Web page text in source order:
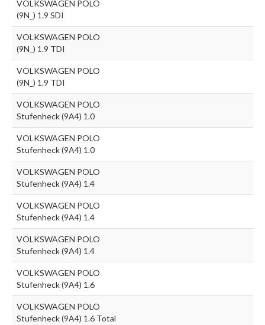
VOLKSWAGEN POLO
(9N_) 1.9 SDI
VOLKSWAGEN POLO
(9N_) 1.9 TDI
VOLKSWAGEN POLO
(9N_) 1.9 TDI
VOLKSWAGEN POLO
Stufenheck (9A4) 1.0
VOLKSWAGEN POLO
Stufenheck (9A4) 1.0
VOLKSWAGEN POLO
Stufenheck (9A4) 1.4
VOLKSWAGEN POLO
Stufenheck (9A4) 1.4
VOLKSWAGEN POLO
Stufenheck (9A4) 1.4
VOLKSWAGEN POLO
Stufenheck (9A4) 1.6
VOLKSWAGEN POLO
Stufenheck (9A4) 1.6 Total